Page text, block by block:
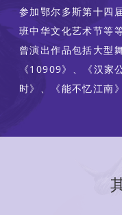
参加鄂尔多斯第十四
班中华文化艺术节等等
曾演出作品包括大型
《10909》、《汉家
时》、《能不忆江南